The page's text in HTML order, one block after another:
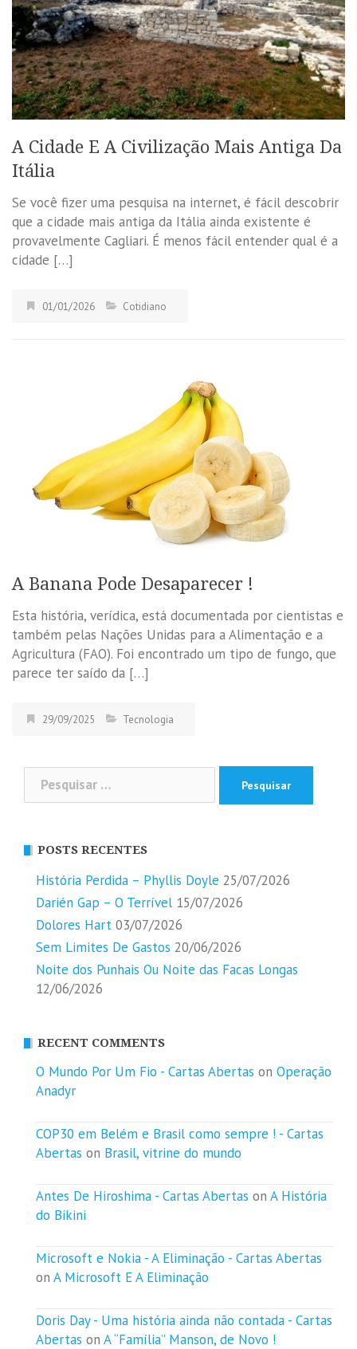
A Cidade E A Civilização Mais Antiga Da
Itália
Se você fizer uma pesquisa na internet, é fácil descobrir
que a cidade mais antiga da Itália ainda existente é
provavelmente Cagliari. É menos fácil entender qual é a
cidade […]
01/01/2026 Cotidiano
A Banana Pode Desaparecer !
Esta história, verídica, está documentada por cientistas e
também pelas Nações Unidas para a Alimentação e a
Agricultura (FAO). Foi encontrado um tipo de fungo, que
parece ter saído da […]
29/09/2025 Tecnologia
Pesquisar
por:
POSTS RECENTES
História Perdida – Phyllis Doyle 25/07/2026
Darién Gap – O Terrível 15/07/2026
Dolores Hart 03/07/2026
Sem Limites De Gastos 20/06/2026
Noite dos Punhais Ou Noite das Facas Longas
12/06/2026
RECENT COMMENTS
O Mundo Por Um Fio - Cartas Abertas on Operação
Anadyr
COP30 em Belém e Brasil como sempre ! - Cartas
Abertas on Brasil, vitrine do mundo
Antes De Hiroshima - Cartas Abertas on A História
do Bikini
Microsoft e Nokia - A Eliminação - Cartas Abertas
on A Microsoft E A Eliminação
Doris Day - Uma história ainda não contada - Cartas
Abertas on A “Família” Manson, de Novo !